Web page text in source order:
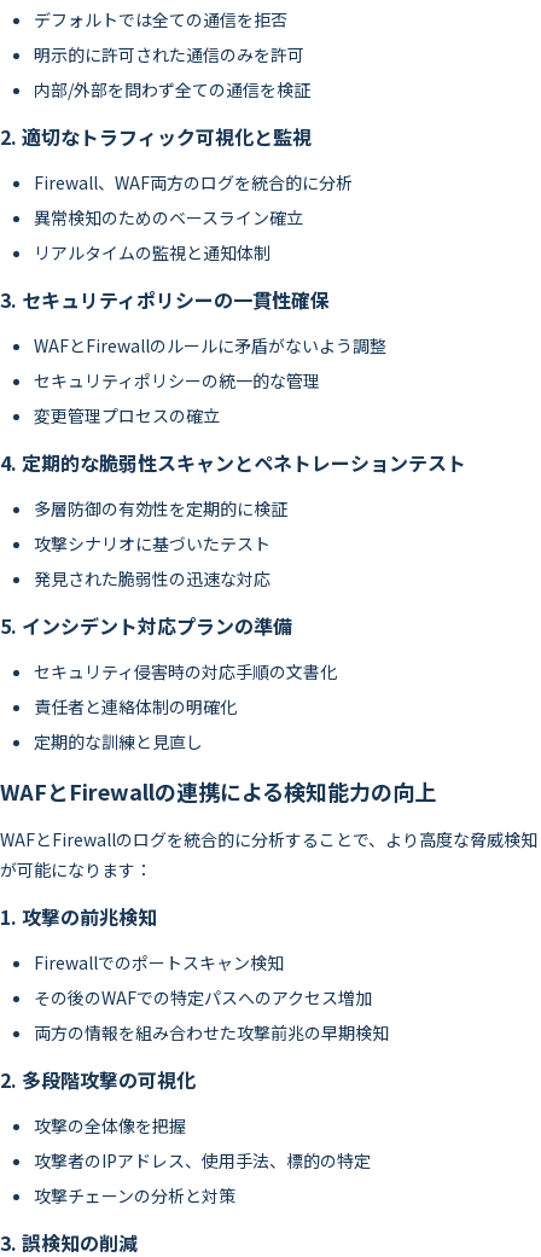
デフォルトでは全ての通信を拒否
明示的に許可された通信のみを許可
内部/外部を問わず全ての通信を検証
2. 適切なトラフィック可視化と監視
Firewall、WAF両方のログを統合的に分析
異常検知のためのベースライン確立
リアルタイムの監視と通知体制
3. セキュリティポリシーの一貫性確保
WAFとFirewallのルールに矛盾がないよう調整
セキュリティポリシーの統一的な管理
変更管理プロセスの確立
4. 定期的な脆弱性スキャンとペネトレーションテスト
多層防御の有効性を定期的に検証
攻撃シナリオに基づいたテスト
発見された脆弱性の迅速な対応
5. インシデント対応プランの準備
セキュリティ侵害時の対応手順の文書化
責任者と連絡体制の明確化
定期的な訓練と見直し
WAFとFirewallの連携による検知能力の向上
WAFとFirewallのログを統合的に分析することで、より高度な脅威検知
が可能になります：
1. 攻撃の前兆検知
Firewallでのポートスキャン検知
その後のWAFでの特定パスへのアクセス増加
両方の情報を組み合わせた攻撃前兆の早期検知
2. 多段階攻撃の可視化
攻撃の全体像を把握
攻撃者のIPアドレス、使用手法、標的の特定
攻撃チェーンの分析と対策
3. 誤検知の削減